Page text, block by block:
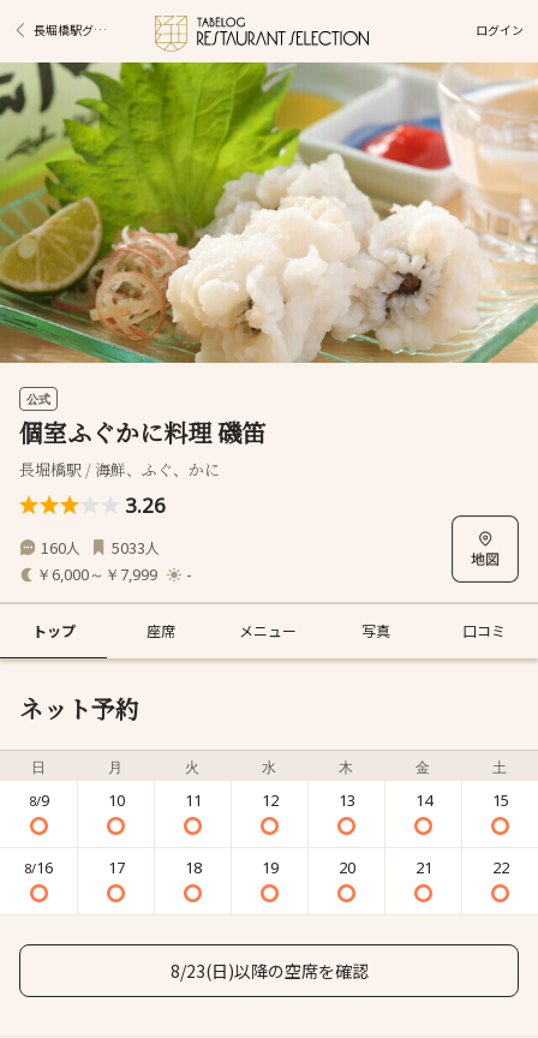
長堀橋駅グルメ ログイン
公式
個室ふぐかに料理 磯笛
長堀橋駅 / 海鮮、ふぐ、かに
3.26
160人 5033人
￥6,000～￥7,999 -
トップ 座席 メニュー 写真 口コミ
ネット予約
日 月 火 水 木 金 土
8/9 10 11 12 13 14 15
8/16 17 18 19 20 21 22
8/23(日)以降の空席を確認